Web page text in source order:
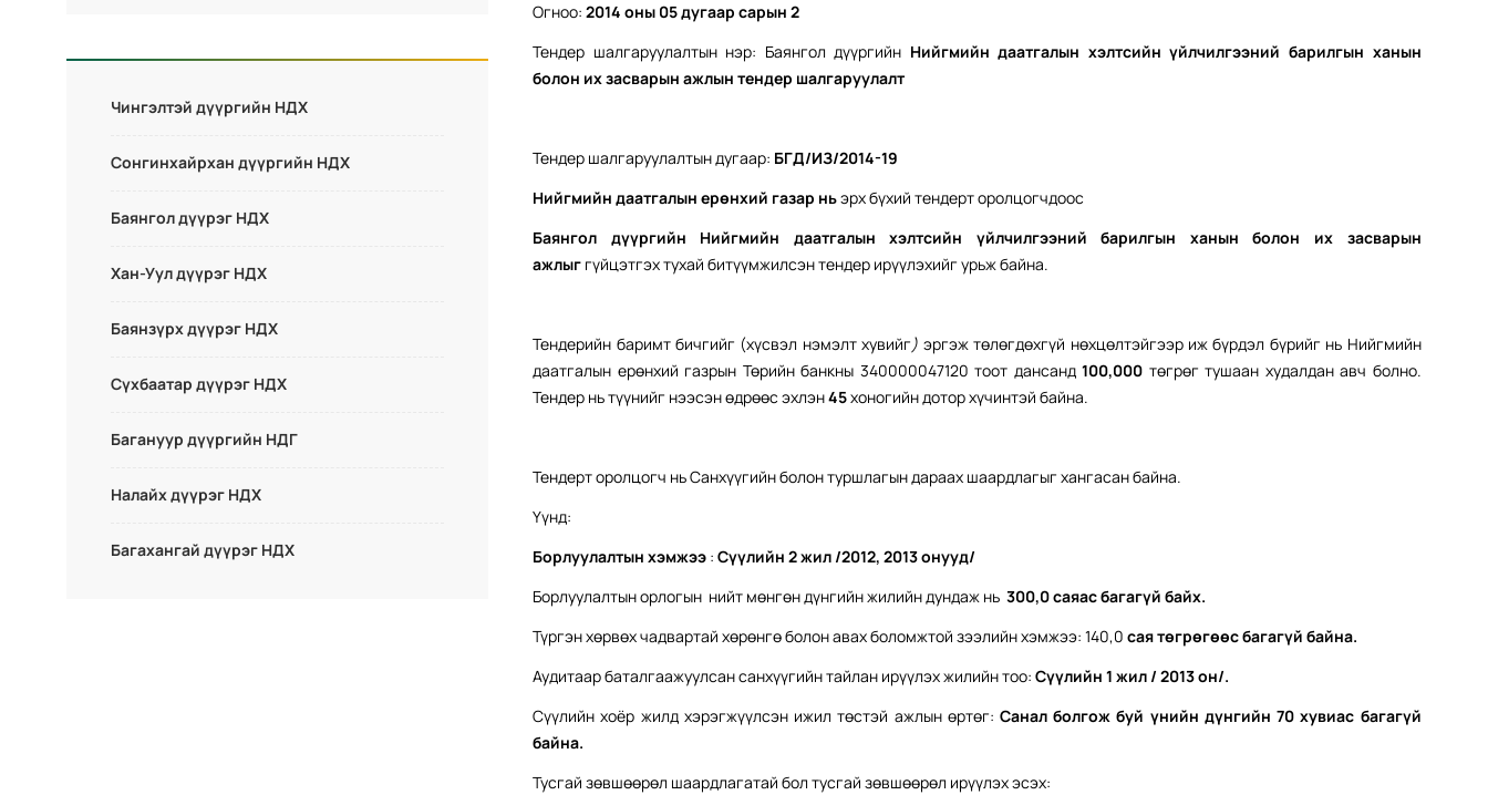
Чингэлтэй дүүргийн НДХ
Сонгинхайрхан дүүргийн НДХ
Баянгол дүүрэг НДХ
Хан-Уул дүүрэг НДХ
Баянзүрх дүүрэг НДХ
Сүхбаатар дүүрэг НДХ
Багануур дүүргийн НДГ
Налайх дүүрэг НДХ
Багахангай дүүрэг НДХ
Огноо:2014 оны 05дугаар сарын 2
Тендер шалгаруулалтын нэр: Баянгол дүүргийн Нийгмийн даатгалын хэлтсийн үйлчилгээний барилгын ханын
болон их засварын ажлын тендер шалгаруулалт
Тендер шалгаруулалтын дугаар: БГД/ИЗ/2014-19
Нийгмийн даатгалын ерөнхий газар ньэрх бүхий тендерт оролцогчдоос
Баянгол дүүргийн Нийгмийн даатгалын хэлтсийн үйлчилгээний барилгын ханын болон их засварын
ажлыг гүйцэтгэх тухай битүүмжилсэн тендер ирүүлэхийг урьж байна.
Тендерийн баримт бичгийг (хүсвэл нэмэлт хувийг) эргэж төлөгдөхгүй нөхцөлтэйгээр иж бүрдэл бүрийг нь Нийгмийн
даатгалын ерөнхий газрын Төрийн банкны 340000047120 тоот дансанд100,000 төгрөг тушаан худалдан авч болно.
Тендер нь түүнийг нээсэн өдрөөс эхлэн45хоногийн дотор хүчинтэй байна.
Тендерт оролцогч нь Санхүүгийн болон туршлагын дараах шаардлагыг хангасан байна.
Үүнд:
Борлуулалтын хэмжээ :Сүүлийн 2 жил /2012, 2013 онууд/
Борлуулалтын орлогын нийт мөнгөн дүнгийн жилийн дундаж нь 300,0 саяас багагүй байх.
Түргэн хөрвөх чадвартай хөрөнгө болон авах боломжтой зээлийн хэмжээ: 140,0 сая төгрөгөөс багагүй байна.
Аудитаар баталгаажуулсан санхүүгийн тайлан ирүүлэх жилийн тоо:Сүүлийн 1 жил / 2013 он/.
Сүүлийн хоёр жилд хэрэгжүүлсэн ижил төстэй ажлын өртөг: Санал болгож буй үнийн дүнгийн 70 хувиас багагүй
байна.
Тусгай зөвшөөрөл шаардлагатай бол тусгай зөвшөөрөл ирүүлэх эсэх: